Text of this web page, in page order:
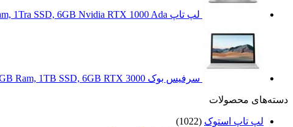
لپ تاپ HP Zbook Studio 16 G11 Ultra 7 155H, 32GB Ram, 1Tra SSD, 6GB Nvidia RTX 1000 Ada
سرفیس بوک Surface Book 3 i7 1065G7, 32GB Ram, 1TB SSD, 6GB RTX 3000
دسته‌های محصولات
لپ تاپ استوک (1022)